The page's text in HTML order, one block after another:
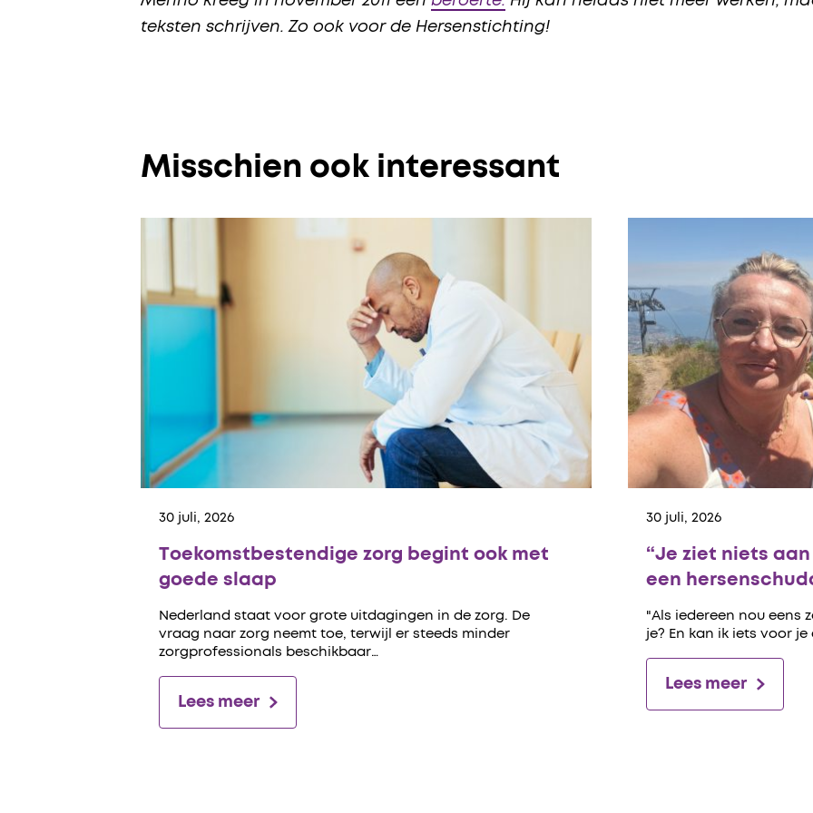
teksten schrijven. Zo ook voor de Hersenstichting!
Misschien ook interessant
30 juli, 2026
Toekomstbestendige zorg begint ook met
goede slaap
Nederland staat voor grote uitdagingen in de zorg. De
vraag naar zorg neemt toe, terwijl er steeds minder
zorgprofessionals beschikbaar…
Lees meer
30 juli, 2026
“Je ziet niets
een
"Als iedereen nou eens
je? En kan ik iets voor je
Lees meer